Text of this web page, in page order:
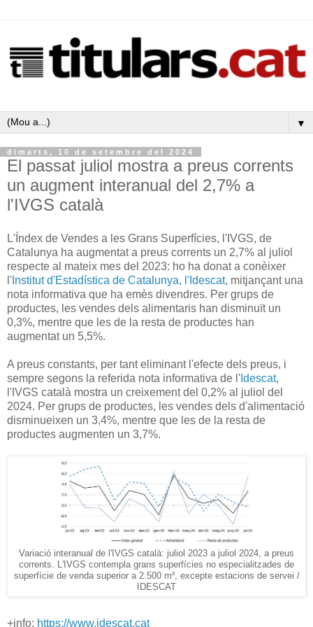
▼
dimarts, 10 de setembre del 2024
El passat juliol mostra a preus corrents
un augment interanual del 2,7% a
l'IVGS català
L'Índex de Vendes a les Grans Superfícies, l'IVGS, de
Catalunya ha augmentat a preus corrents un 2,7% al juliol
respecte al mateix mes del 2023: ho ha donat a conèixer
l' Institut d'Estadística de Catalunya, l'Idescat, mitjançant una
nota informativa que ha emès divendres. Per grups de
productes, les vendes dels alimentaris han disminuït un
0,3%, mentre que les de la resta de productes han
augmentat un 5,5%.
A preus constants, per tant eliminant l'efecte dels preus, i
sempre segons la referida nota informativa de l' Idescat,
l'IVGS català mostra un creixement del 0,2% al juliol del
2024. Per grups de productes, les vendes dels d'alimentació
disminueixen un 3,4%, mentre que les de la resta de
productes augmenten un 3,7%.
Variació interanual de l'IVGS català: juliol 2023 a juliol 2024, a preus
corrents. L'IVGS contempla grans superfícies no especialitzades de
superfície de venda superior a 2.500 m², excepte estacions de servei /
IDESCAT
+info: https://www.idescat.cat